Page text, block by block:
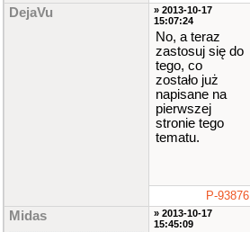
DejaVu
» 2013-10-17
15:07:24
No, a teraz
zastosuj się do
tego, co
zostało już
napisane na
pierwszej
stronie tego
tematu.
P-93876
Midas
» 2013-10-17
15:45:09